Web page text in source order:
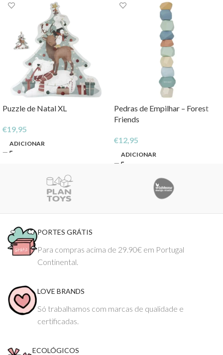
Puzzle de Natal XL
€19,95
ADICIONAR
Pedras de Empilhar – Forest
Friends
€12,95
ADICIONAR
PORTES GRÁTIS
Para compras acima de 29.90€ em Portugal
Continental.
LOVE BRANDS
Só trabalhamos com marcas de qualidade e
certificadas.
ECOLÓGICOS